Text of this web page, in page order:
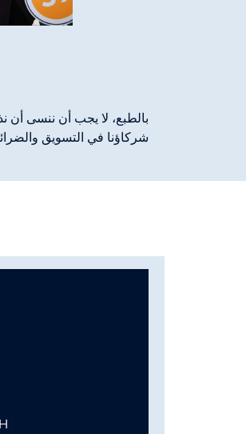
بالطبع، لا يجب أن ننسى أن
شركاؤنا في التسويق